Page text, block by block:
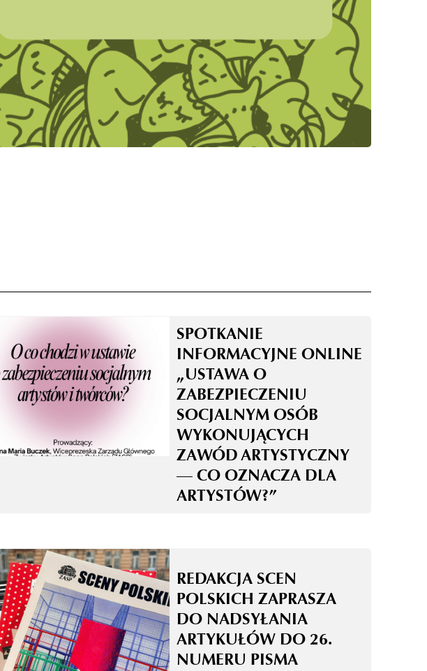
SPOTKANIE
INFORMACYJNE ONLINE
„USTAWA O
ZABEZPIECZENIU
SOCJALNYM OSÓB
WYKONUJĄCYCH
ZAWÓD ARTYSTYCZNY
— CO OZNACZA DLA
ARTYSTÓW?”
REDAKCJA SCEN
POLSKICH ZAPRASZA
DO NADSYŁANIA
ARTYKUŁÓW DO 26.
NUMERU PISMA